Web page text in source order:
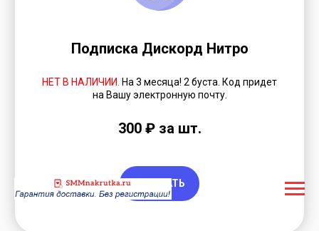
Подписка Дискорд Нитро
НЕТ В НАЛИЧИИ.
На 3 месяца! 2 буста. Код придет
на Вашу электронную почту.
300 ₽ за шт.
ЗАКАЗАТЬ